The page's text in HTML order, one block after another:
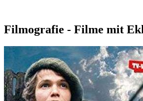
Filmografie - Filme mit